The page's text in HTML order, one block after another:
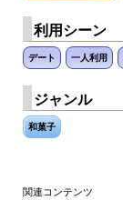
利用シーン
デート 一人利用
ジャンル
和菓子
関連コンテンツ